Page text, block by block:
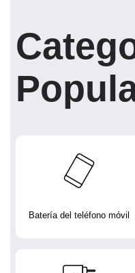
Batería del teléfono móvil